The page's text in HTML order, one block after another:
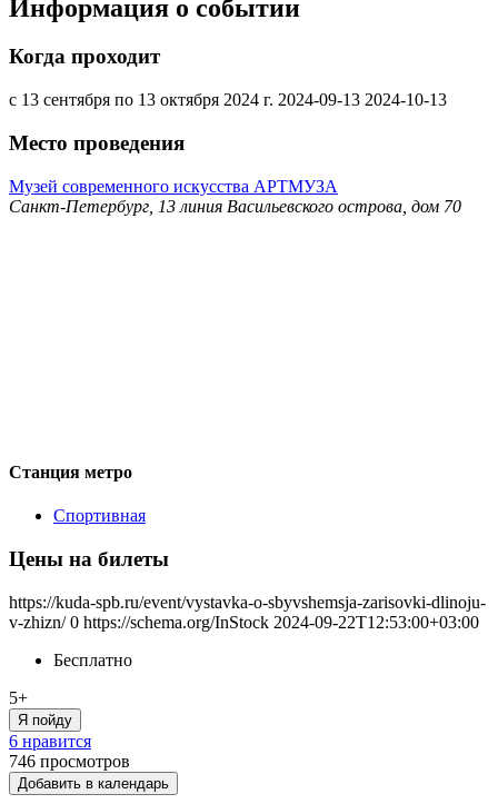
Информация о событии
Когда проходит
с 13 сентября по 13 октября 2024 г. 2024-09-13 2024-10-13
Место проведения
Музей современного искусства АРТМУЗА
Санкт-Петербург, 13 линия Васильевского острова, дом 70
Станция метро
Спортивная
Цены на билеты
https://kuda-spb.ru/event/vystavka-o-sbyvshemsja-zarisovki-dlinoju-
v-zhizn/ 0 https://schema.org/InStock 2024-09-22T12:53:00+03:00
Бесплатно
5+
Я пойду
6 нравится
746 просмотров
Добавить в календарь